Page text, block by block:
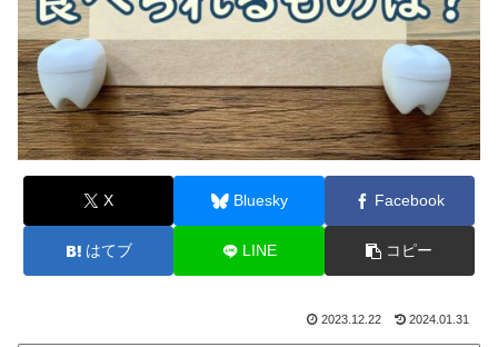
X Bluesky Facebook
はてブ LINE コピー
2023.12.22 2024.01.31